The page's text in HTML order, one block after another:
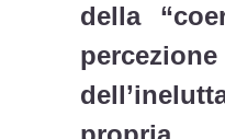
della
percezione